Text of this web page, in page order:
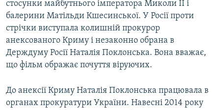
стосунки майбутнього імператора Миколи II і
балерини Матільди Кшесинської. У Росії проти
стрічки виступала колишній прокурор
анексованого Криму і незаконно обрана в
Держдуму Росії Наталія Поклонська. Вона вважає,
що фільм ображає почуття віруючих.
До анексії Криму Наталія Поклонська працювала в
органах прокуратури України. Навесні 2014 року